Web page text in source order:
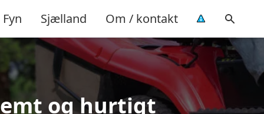
Fyn Sjælland Om / kontakt
og hurtigt